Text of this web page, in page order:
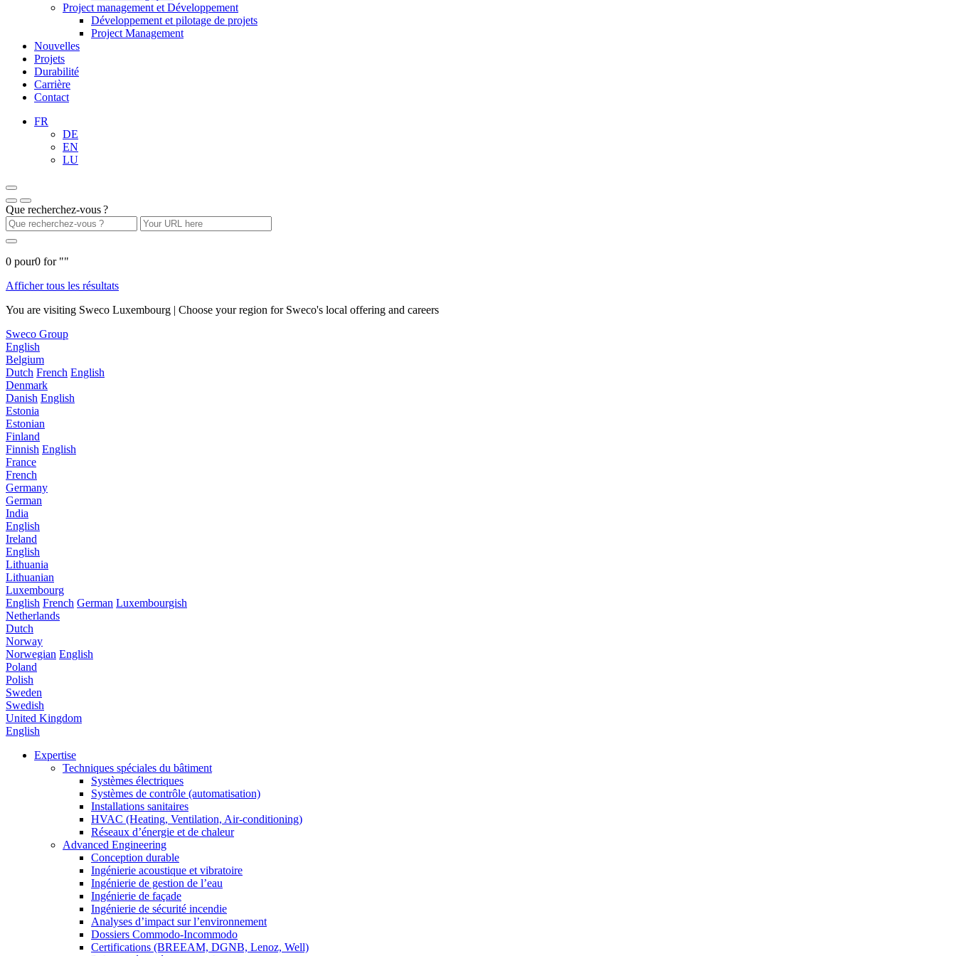
Project management et Développement
Développement et pilotage de projets
Project Management
Nouvelles
Projets
Durabilité
Carrière
Contact
FR
DE
EN
LU
Que recherchez-vous ?
0 pour0 for ""
Afficher tous les résultats
You are visiting Sweco Luxembourg | Choose your region for Sweco's local offering and careers
Sweco Group
English
Belgium
Dutch French English
Denmark
Danish English
Estonia
Estonian
Finland
Finnish English
France
French
Germany
German
India
English
Ireland
English
Lithuania
Lithuanian
Luxembourg
English French German Luxembourgish
Netherlands
Dutch
Norway
Norwegian English
Poland
Polish
Sweden
Swedish
United Kingdom
English
Expertise
Techniques spéciales du bâtiment
Systèmes électriques
Systèmes de contrôle (automatisation)
Installations sanitaires
HVAC (Heating, Ventilation, Air-conditioning)
Réseaux d’énergie et de chaleur
Advanced Engineering
Conception durable
Ingénierie acoustique et vibratoire
Ingénierie de gestion de l’eau
Ingénierie de façade
Ingénierie de sécurité incendie
Analyses d’impact sur l’environnement
Dossiers Commodo-Incommodo
Certifications (BREEAM, DGNB, Lenoz, Well)